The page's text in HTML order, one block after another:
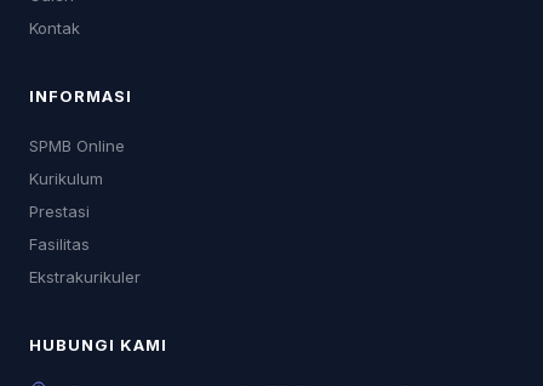
Kontak
INFORMASI
SPMB Online
Kurikulum
Prestasi
Fasilitas
Ekstrakurikuler
HUBUNGI KAMI